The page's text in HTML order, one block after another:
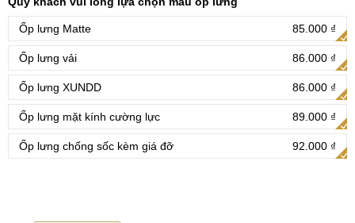
Ốp lưng Matte 85.000 ₫
Ốp lưng vải 86.000 ₫
Ốp lưng XUNDD 86.000 ₫
Ốp lưng mặt kính cường lực 89.000 ₫
Ốp lưng chống sốc kèm giá đỡ 92.000 ₫